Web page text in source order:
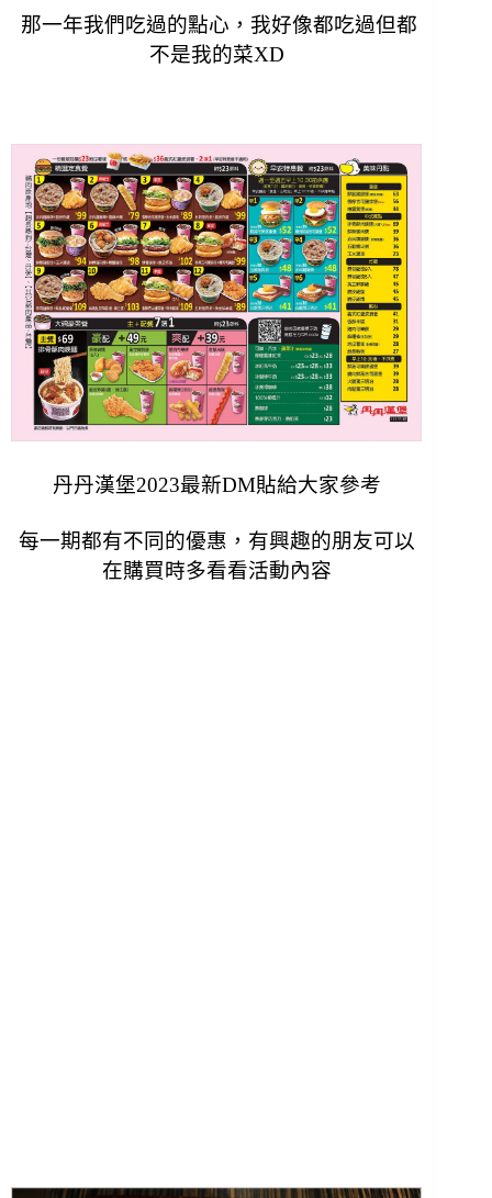
那一年我們吃過的點心，我好像都吃過但都
不是我的菜XD
丹丹漢堡2023最新DM貼給大家參考
每一期都有不同的優惠，有興趣的朋友可以
在購買時多看看活動內容